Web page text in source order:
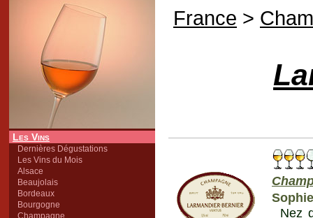
Les Vins
Dernières Dégustations
Les Vins du Mois
Alsace
Beaujolais
Bordeaux
Bourgogne
Champagne
France >
Nez